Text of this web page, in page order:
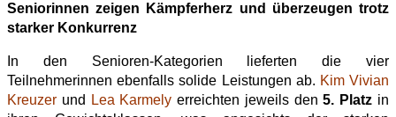
Seniorinnen zeigen Kämpferherz und überzeugen trotz
starker Konkurrenz
In den Senioren-Kategorien lieferten die vier
Teilnehmerinnen ebenfalls solide Leistungen ab. Kim Vivian
Kreuzer und Lea Karmely erreichten jeweils den5. Platz in